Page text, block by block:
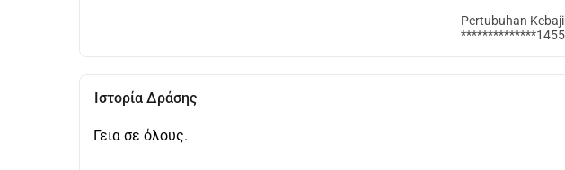
Pertubuhan
**************1455
Ιστορία Δράσης
Γεια σε όλους.